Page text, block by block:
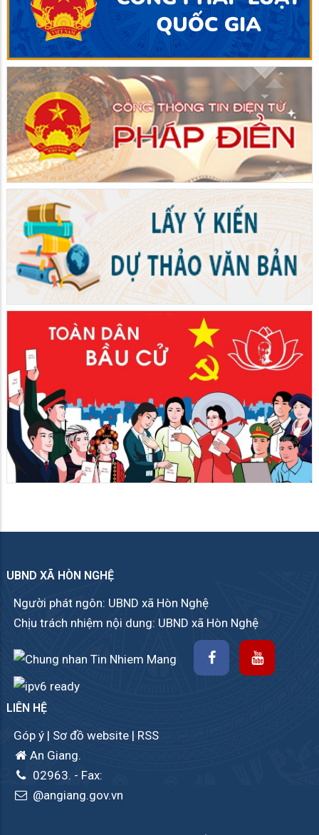
UBND XÃ HÒN NGHỆ
Người phát ngôn: UBND xã Hòn Nghệ
Chịu trách nhiệm nội dung: UBND xã Hòn Nghệ
LIÊN HỆ
Góp ý | Sơ đồ website | RSS
An Giang.
02963. - Fax:
@angiang.gov.vn